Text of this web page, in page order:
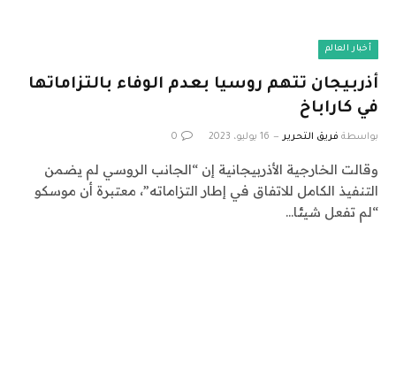
أخبار العالم
أذربيجان تتهم روسيا بعدم الوفاء بالتزاماتها
في كاراباخ
بواسطة فريق التحرير 16 يوليو، 2023 0
وقالت الخارجية الأذربيجانية إن “الجانب الروسي لم يضمن
التنفيذ الكامل للاتفاق في إطار التزاماته”، معتبرة أن موسكو
“لم تفعل شيئا…